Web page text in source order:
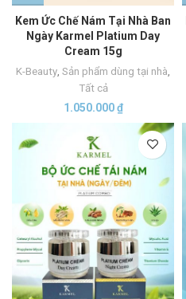
Kem Ức Chế Nám Tại Nhà Ban
Ngày Karmel Platium Day
Cream 15g
K-Beauty Sản phẩm dùng tại nhà
Tất cả
1.050.000₫